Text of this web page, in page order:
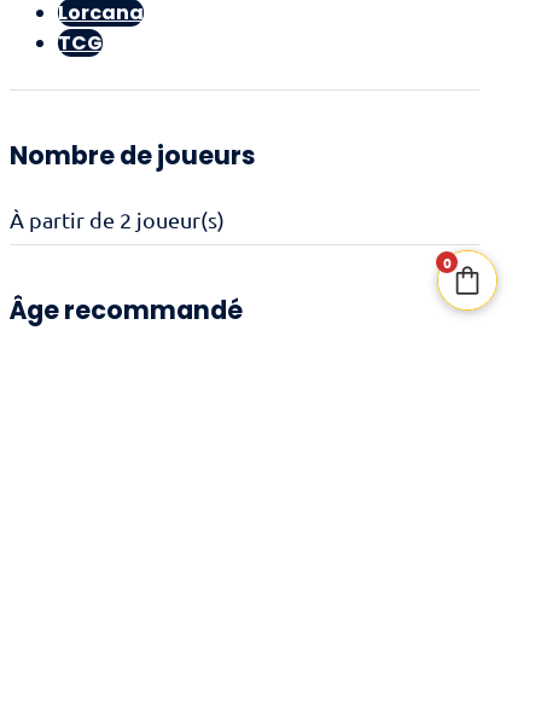
Lorcana
TCG
Nombre de joueurs
À partir de 2 joueur(s)
Âge recommandé
0